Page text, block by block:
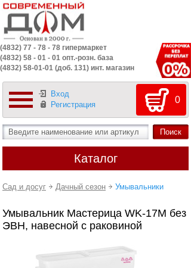
(4832) 77 - 78 - 78 гипермаркет
(4832) 58 - 01 - 01 опт.-розн. база
(4832) 58-01-01 (доб. 131) инт. магазин
Вход
Регистрация
0
Каталог
Сад и досуг Дачный сезон Умывальники
Умывальник Мастерица WK-17M без
ЭВН, навесной с раковиной